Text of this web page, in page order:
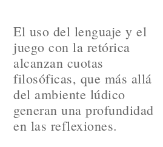
El uso del lenguaje y el
juego con la retórica
alcanzan cuotas
filosóficas, que más allá
del ambiente lúdico
generan una profundidad
en las reflexiones.